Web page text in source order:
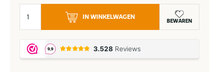
Rialto
uitschuifbare
tuintafel
213-
IN WINKELWAGEN
BEWAREN